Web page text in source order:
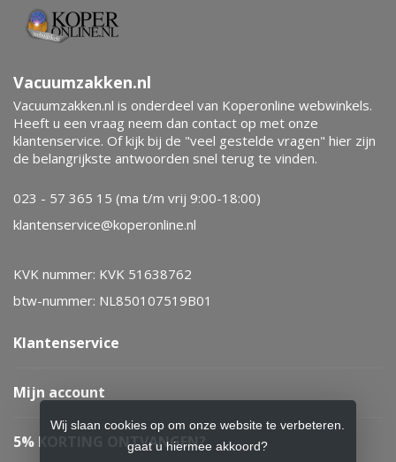
Vacuumzakken.nl
Vacuumzakken.nl is onderdeel van Koperonline webwinkels.
Heeft u een vraag neem dan contact op met onze
klantenservice. Of kijk bij de "veel gestelde vragen" hier zijn
de belangrijkste antwoorden snel terug te vinden.
023 - 57 365 15 (ma t/m vrij 9:00-18:00)
klantenservice@koperonline.nl
KVK nummer: KVK 51638762
btw-nummer: NL850107519B01
Klantenservice
Mijn account
5% KORTING ONTVANGEN?
Wij slaan cookies op om onze website te verbeteren.
gaat u hiermee akkoord?